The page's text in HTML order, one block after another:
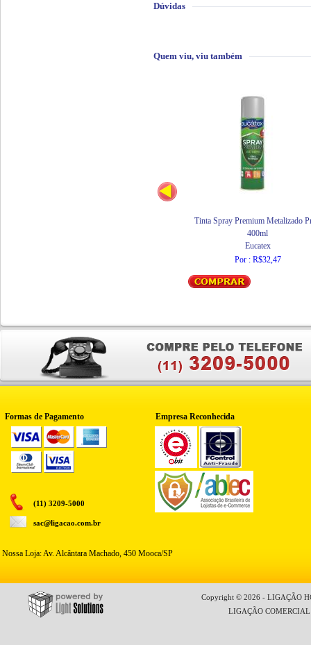
Dúvidas
Quem viu, viu também
Tinta Spray Premium Metalizado
400ml
Eucatex
Por : R$32,47
Formas de Pagamento Empresa Reconhecida
(11) 3209-5000
sac@ligacao.com.br
Nossa Loja: Av. Alcântara Machado, 450 Mooca/SP
Copyright © 2026 - LIGAÇÃO
LIGAÇÃO